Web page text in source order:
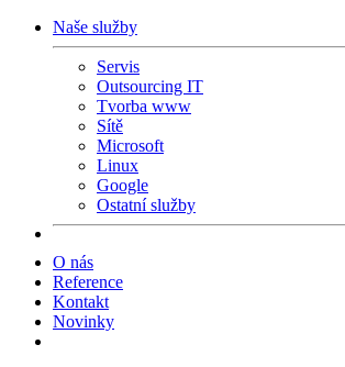
Naše služby
Servis
Outsourcing IT
Tvorba www
Sítě
Microsoft
Linux
Google
Ostatní služby
O nás
Reference
Kontakt
Novinky